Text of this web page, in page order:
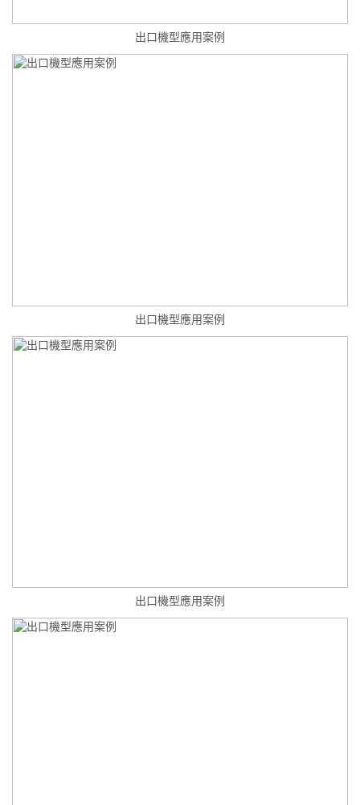
出口機型應用案例
出口機型應用案例
出口機型應用案例